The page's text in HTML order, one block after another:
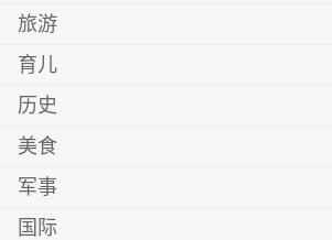
旅游
育儿
历史
美食
军事
国际